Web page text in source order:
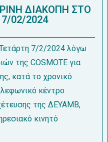
ΔΙΑΚΟΠΗ ΣΤΟ
7/02/2024
7/2/2024 λόγω
της COSMOTE για
κατά το χρονικό
κέντρο
της ΔΕΥΑΜΒ,
κινητό